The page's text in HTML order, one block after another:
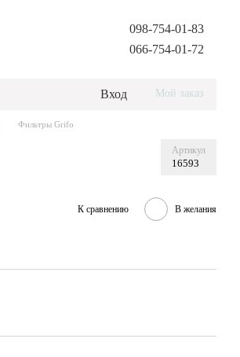
098-754-01-83
066-754-01-72
Вход Мой заказ
Фильтры Grifo
Артикул
16593
К сравнению В желания